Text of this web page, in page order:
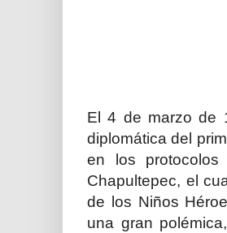
El 4 de marzo de
diplomática del
en los
Chapultepec, el
de los Niños
una gran